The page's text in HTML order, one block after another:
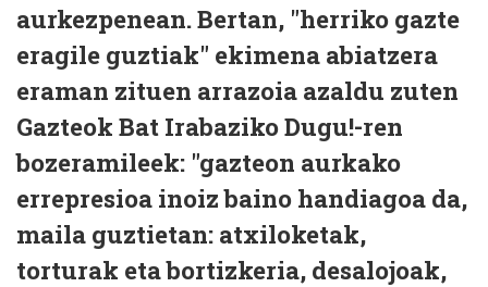
aurkezpenean. Bertan, "herriko gazte
eragile guztiak" ekimena abiatzera
eraman zituen arrazoia azaldu zuten
Gazteok Bat Irabaziko Dugu!-ren
bozeramileek: "gazteon aurkako
errepresioa inoiz baino handiagoa da,
maila guztietan: atxiloketak,
torturak eta bortizkeria, desalojoak,